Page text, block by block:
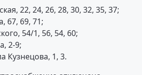
22, 24, 26, 28, 30, 32, 35, 37;
67, 69, 71;
54/1, 56, 54, 60;
2-9;
Кузнецова, 1, 3.